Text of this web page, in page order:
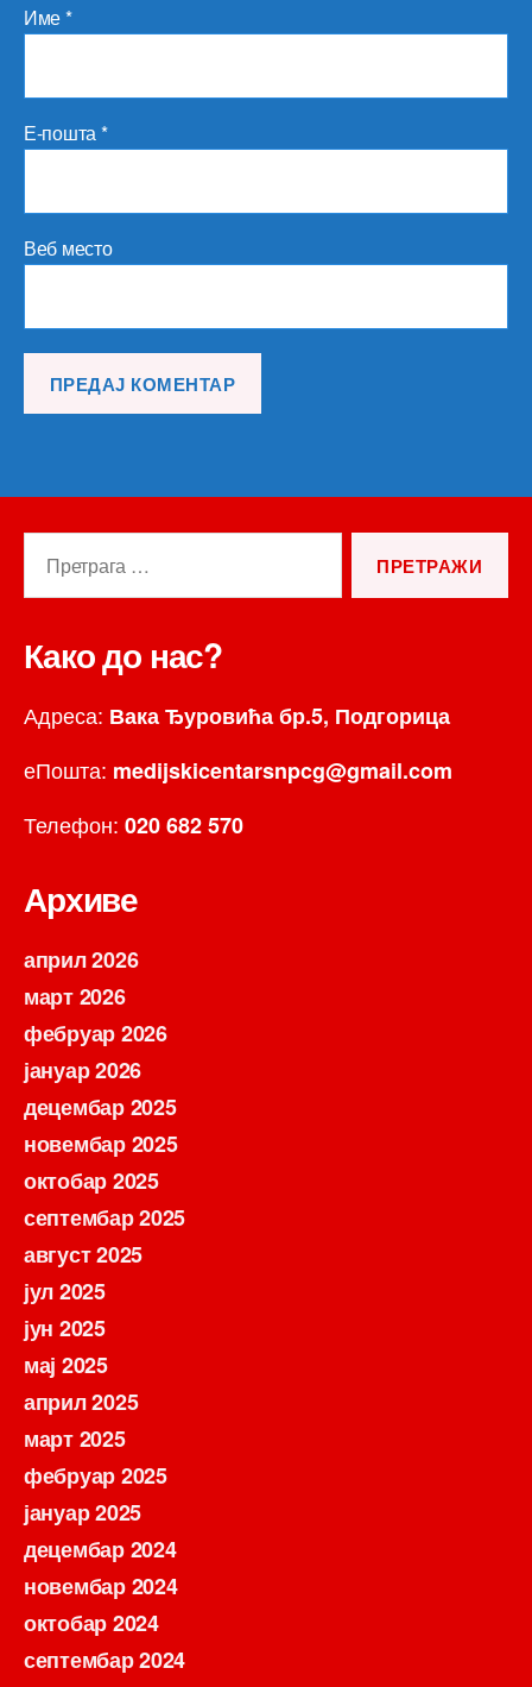
Име*
Е-пошта*
Веб место
Како до нас?
Адреса: Вака Ђуровића бр.5, Подгорица
еПошта: medijskicentarsnpcg@gmail.com
Телефон: 020 682 570
Архиве
април 2026
март 2026
фебруар 2026
јануар 2026
децембар 2025
новембар 2025
октобар 2025
септембар 2025
август 2025
јул 2025
јун 2025
мај 2025
април 2025
март 2025
фебруар 2025
јануар 2025
децембар 2024
новембар 2024
октобар 2024
септембар 2024